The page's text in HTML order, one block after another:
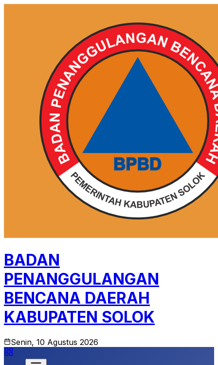
BADAN
PENANGGULANGAN
BENCANA DAERAH
KABUPATEN SOLOK
Senin, 10 Agustus 2026